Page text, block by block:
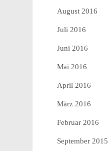
August 2016
Juli 2016
Juni 2016
Mai 2016
April 2016
März 2016
Februar 2016
September 2015